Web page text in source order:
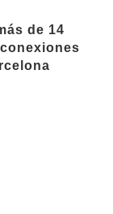
de 14